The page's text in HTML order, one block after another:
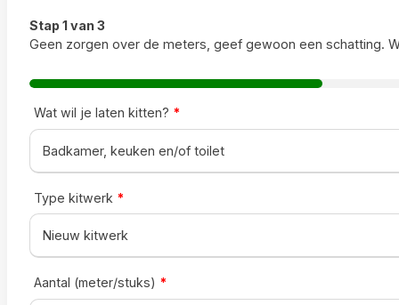
Stap 1 van 3
Geen zorgen over de meters, geef gewoon een schatting.
Wat wil je laten kitten? *
Type kitwerk *
Aantal (meter/stuks) *